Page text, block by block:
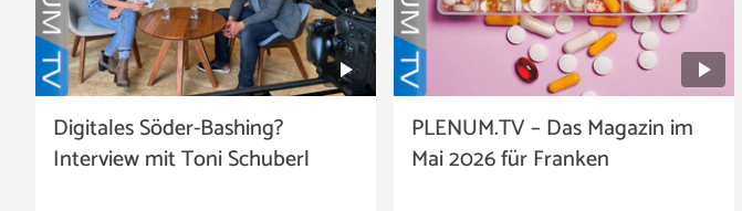
Digitales Söder-Bashing?
Interview mit Toni Schuberl
PLENUM.TV – Das Magazin im
Mai 2026 für Franken